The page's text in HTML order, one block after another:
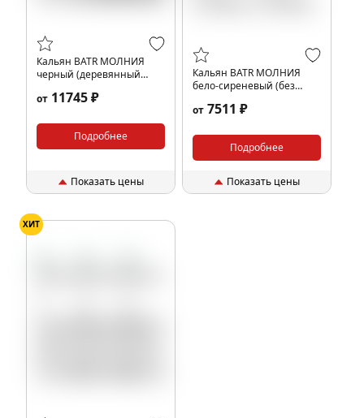
Кальян BATR МОЛНИЯ
черный (деревянный
от 11745 ₽
Подробнее
Показать цены
Кальян BATR МОЛНИЯ
бело-сиреневый (без
от 7511 ₽
Подробнее
Показать цены
ХИТ